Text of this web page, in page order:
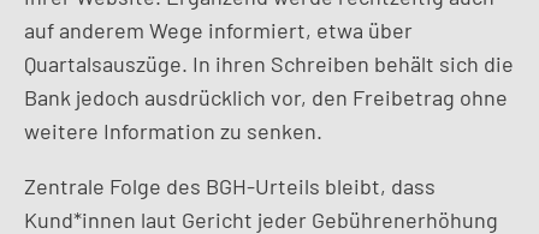
auf anderem Wege informiert, etwa über
Quartalsauszüge. In ihren Schreiben behält sich die
Bank jedoch ausdrücklich vor, den Freibetrag ohne
weitere Information zu senken.
Zentrale Folge des BGH-Urteils bleibt, dass
Kund*innen laut Gericht jeder Gebührenerhöhung